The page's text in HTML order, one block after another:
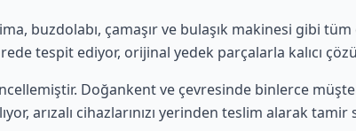
buzdolabı, çamaşır ve bulaşık makinesi gibi tüm
tespit ediyor, orijinal yedek parçalarla kalıcı
Doğankent ve çevresinde binlerce
arızalı cihazlarınızı yerinden teslim alarak